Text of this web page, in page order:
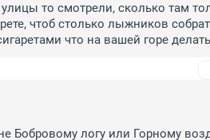
то смотрели, сколько там
чтоб столько лыжников
что на вашей горе
Бобровому логу или Горному